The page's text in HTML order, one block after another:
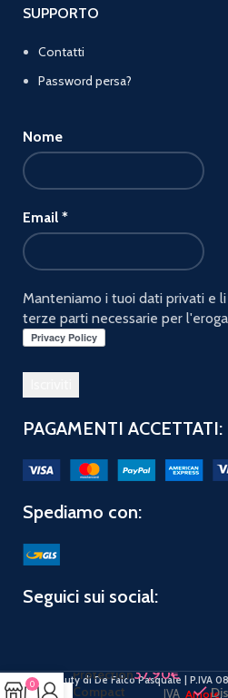
SUPPORTO
Contatti
Password persa?
Nome
Email *
Manteniamo i tuoi dati privati e
terze parti necessarie per
PAGAMENTI ACCETTATI:
Spediamo con:
Seguici sui social:
PuntoBeauty di De Falco Pasquale | P.IVA
Amore.
Protection
Compact
37,90€
IVA
0